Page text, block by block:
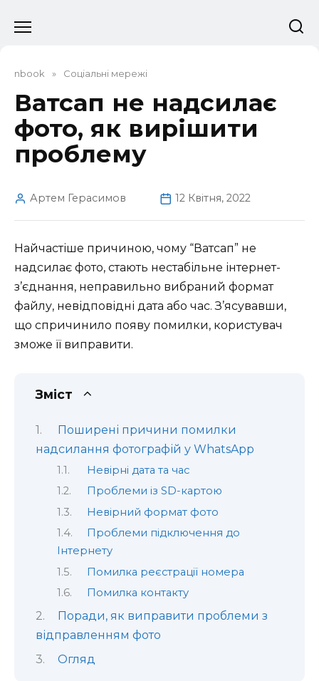
до
nbook » Соціальні мережі
Ватсап не надсилає
фото, як вирішити
проблему
Артем Герасимов 12 Квітня, 2022
Найчастіше причиною, чому “Ватсап” не
надсилає фото, стають нестабільне інтернет-
з’єднання, неправильно вибраний формат
файлу, невідповідні дата або час. З’ясувавши,
що спричинило появу помилки, користувач
зможе її виправити.
Зміст
Поширені причини помилки
надсилання фотографій у WhatsApp
Невірні дата та час
Проблеми із SD-картою
Невірний формат фото
Проблеми підключення до
Інтернету
Помилка реєстрації номера
Помилка контакту
Поради, як виправити проблеми з
відправленням фото
Огляд